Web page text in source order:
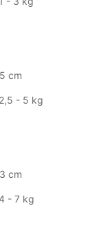
cm
- 5 kg
cm
- 7 kg